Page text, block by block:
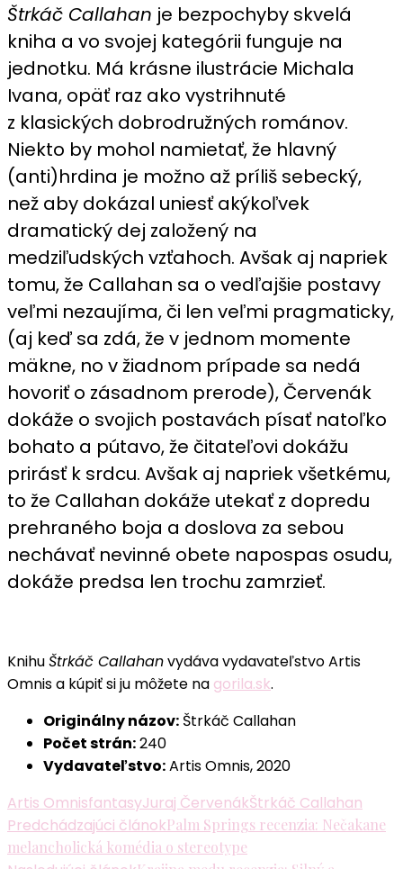
Štrkáč Callahan je bezpochyby skvelá
kniha a vo svojej kategórii funguje na
jednotku. Má krásne ilustrácie Michala
Ivana, opäť raz ako vystrihnuté
z klasických dobrodružných románov.
Niekto by mohol namietať, že hlavný
(anti)hrdina je možno až príliš sebecký,
než aby dokázal uniesť akýkoľvek
dramatický dej založený na
medziľudských vzťahoch. Avšak aj napriek
tomu, že Callahan sa o vedľajšie postavy
veľmi nezaujíma, či len veľmi pragmaticky,
(aj keď sa zdá, že v jednom momente
mäkne, no v žiadnom prípade sa nedá
hovoriť o zásadnom prerode), Červenák
dokáže o svojich postavách písať natoľko
bohato a pútavo, že čitateľovi dokážu
prirásť k srdcu. Avšak aj napriek všetkému,
to že Callahan dokáže utekať z dopredu
prehraného boja a doslova za sebou
nechávať nevinné obete napospas osudu,
dokáže predsa len trochu zamrzieť.
KnihuŠtrkáč Callahanvydáva vydavateľstvo Artis
Omnis a kúpiť si ju môžete na gorila.sk.
Originálny názov: Štrkáč Callahan
Počet strán:240
Vydavateľstvo:Artis Omnis, 2020
Artis OmnisfantasyJuraj ČervenákŠtrkáč Callahan
Navigácia
v
Predchádzajúci článokPalm Springs recenzia: Nečakane
melancholická komédia o stereotype